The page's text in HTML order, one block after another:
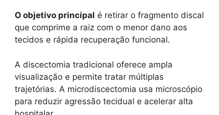
O objetivo principal é retirar o fragmento discal
que comprime a raiz com o menor dano aos
tecidos e rápida recuperação funcional.
A discectomia tradicional oferece ampla
visualização e permite tratar múltiplas
trajetórias. A microdiscectomia usa microscópio
para reduzir agressão tecidual e acelerar alta